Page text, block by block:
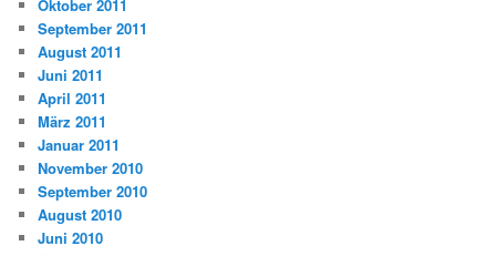
Oktober 2011
September 2011
August 2011
Juni 2011
April 2011
März 2011
Januar 2011
November 2010
September 2010
August 2010
Juni 2010